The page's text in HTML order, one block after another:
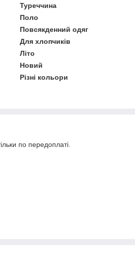
Туреччина
Поло
Повсякденний одяг
Для хлопчиків
Літо
Новий
Різні кольори
по передоплаті.